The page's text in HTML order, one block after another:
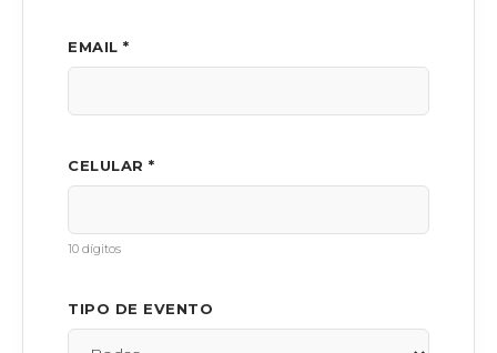
EMAIL *
CELULAR *
10 dígitos
TIPO DE EVENTO